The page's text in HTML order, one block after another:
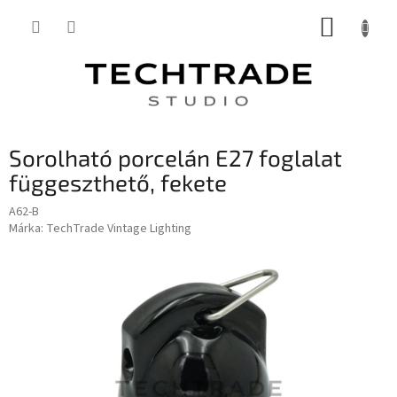
KOSÁR
Sorolható porcelán E27 foglalat
függeszthető, fekete
A62-B
Márka: TechTrade Vintage Lighting